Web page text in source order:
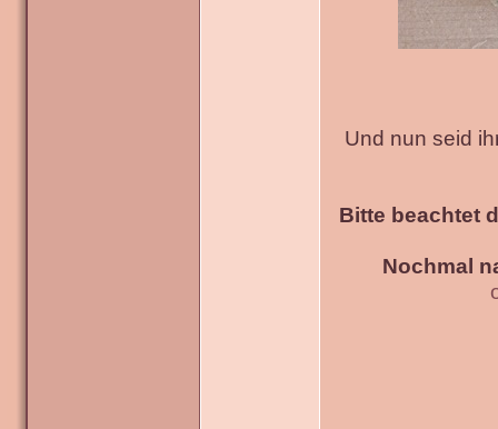
Und nun seid
Bitte beachtet
Nochmal